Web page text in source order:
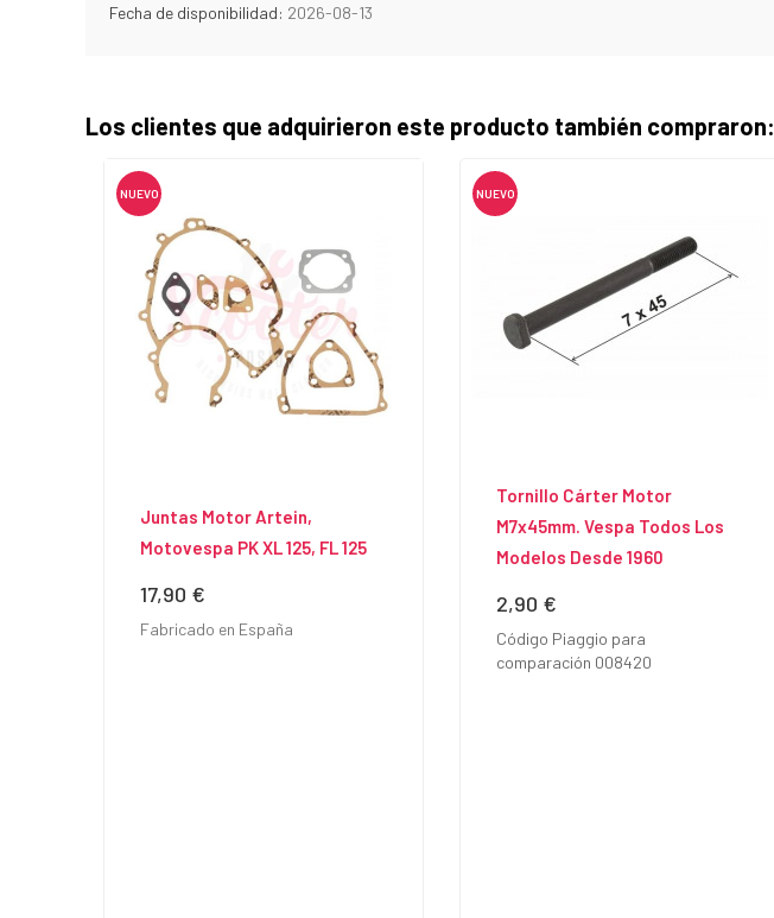
Fecha de disponibilidad: 2026-08-13
Los clientes que adquirieron este producto también compraron:
NUEVO
Juntas Motor Artein,
Motovespa PK XL 125, FL 125
Precio
17,90 €
Fabricado en España
NUEVO
Tornillo Cárter Motor
M7x45mm. Vespa Todos Los
Modelos Desde 1960
Precio
2,90 €
Código Piaggio para
comparación 008420